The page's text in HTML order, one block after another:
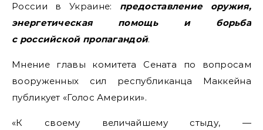
России в Украине: предоставление оружия,
энергетическая помощь и борьба
с российской пропагандой.
Мнение главы комитета Сената по вопросам
вооруженных сил республиканца Маккейна
публикует «Голос Америки».
«К своему величайшему стыду, —